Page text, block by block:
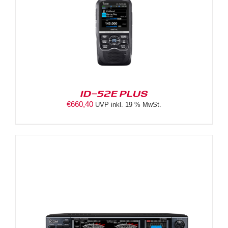
ID-52E PLUS
€660,40 UVP inkl. 19 % MwSt.